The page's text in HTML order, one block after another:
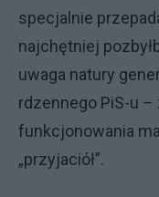
specjalnie
najchętniej
uwaga natury
rdzennego PiS-u
funkcjonowania
„przyjaciół”.